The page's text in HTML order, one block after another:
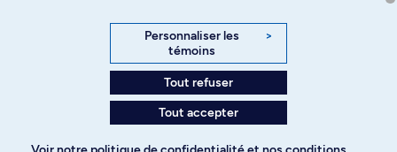
YouTube
Politique de confidentialité
Personnaliser les
témoins
>
Tout refuser
Tout accepter